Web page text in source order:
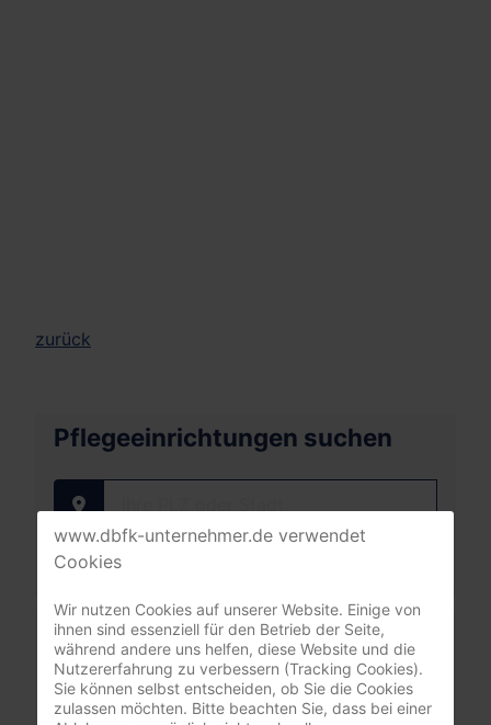
zurück
Pflegeeinrichtungen suchen
Ihre PLZ oder Stadt
Mitgliederbereich
nur registrierte Pflegeunternehmer:innen
(DBfK Nordwest + Südost)
www.dbfk-unternehmer.de verwendet
Cookies
Wir nutzen Cookies auf unserer Website. Einige von
ihnen sind essenziell für den Betrieb der Seite,
während andere uns helfen, diese Website und die
Nutzererfahrung zu verbessern (Tracking Cookies).
Sie können selbst entscheiden, ob Sie die Cookies
zulassen möchten. Bitte beachten Sie, dass bei einer